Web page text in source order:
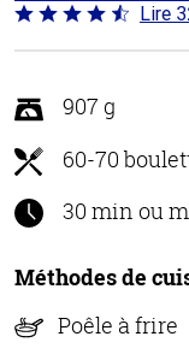
Coté
4.6 sur
Lire
907 g
60-70
30 min ou
Méthodes de
Poêle à frire